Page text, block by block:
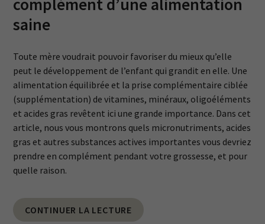
complément d’une alimentation
saine
Toute mère voudrait pouvoir favoriser du mieux qu’elle
peut le développement de l’enfant qui grandit en elle. Une
alimentation équilibrée et la prise complémentaire ciblée
(supplémentation) de vitamines, minéraux, oligoéléments
et acides gras revêtent ici une grande importance. Dans cet
article, nous vous montrons quels micronutriments, acides
gras et autres substances actives importantes vous devriez
prendre en complément pendant votre grossesse, et pour
quelle raison.
CONTINUER LA LECTURE